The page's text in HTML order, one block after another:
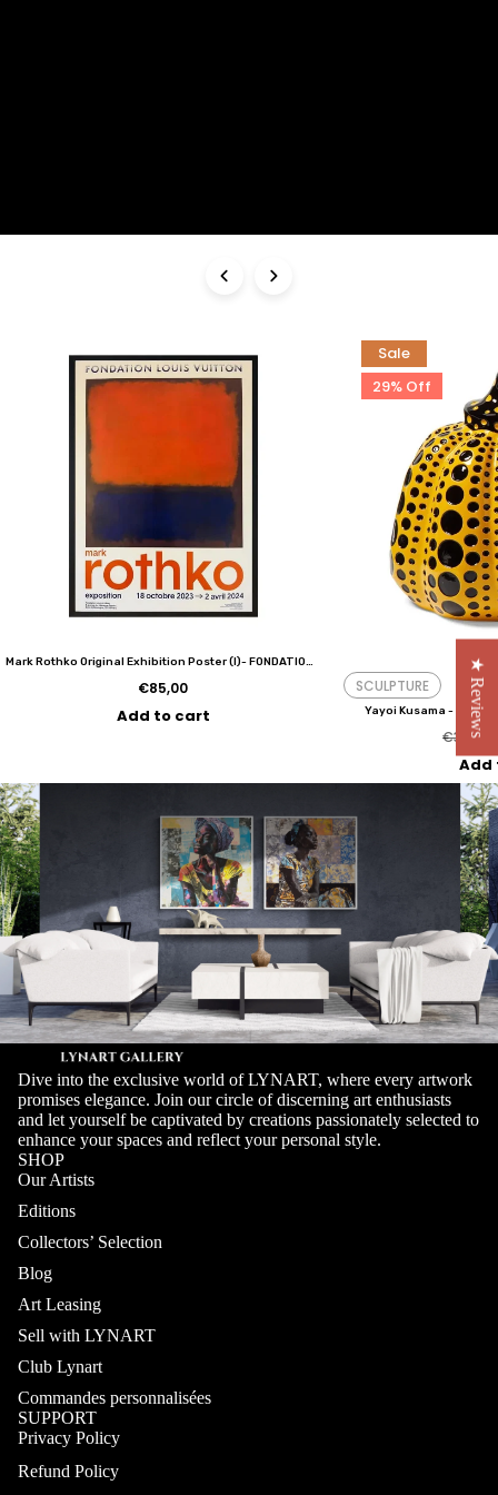
Mark Rothko Original Exhibition Poster (I)- FONDATION VUITTON PARIS (2023)
€85,00
Add to cart
Sale
29% Off
SCULPTURE
Yayoi Kusama -
Add
Dive into the exclusive world of LYNART, where every artwork
promises elegance. Join our circle of discerning art enthusiasts
and let yourself be captivated by creations passionately selected to
enhance your spaces and reflect your personal style.
SHOP
Our Artists
Editions
Collectors’ Selection
Blog
Art Leasing
Sell with LYNART
Club Lynart
Commandes personnalisées
SUPPORT
Privacy Policy
Refund Policy
★ Reviews